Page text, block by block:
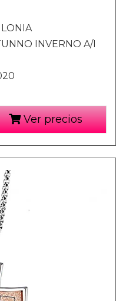
INVERNO A/I
Ver precios